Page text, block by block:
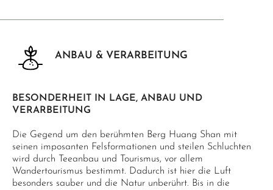
ANBAU & VERARBEITUNG
BESONDERHEIT IN LAGE, ANBAU UND
VERARBEITUNG
Die Gegend um den berühmten Berg Huang Shan mit
seinen imposanten Felsformationen und steilen Schluchten
wird durch Teeanbau und Tourismus, vor allem
Wandertourismus bestimmt. Dadurch ist hier die Luft
besonders sauber und die Natur unberührt. Bis in die